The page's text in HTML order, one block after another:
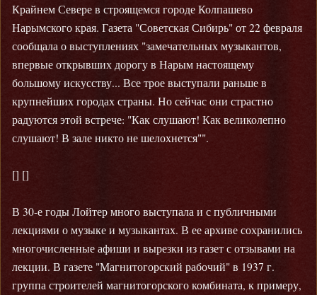
Крайнем Севере в строящемся городе Колпашево
Нарымского края. Газета "Советская Сибирь" от 22 февраля
сообщала о выступлениях "замечательных музыкантов,
впервые открывших дорогу в Нарым настоящему
большому искусству... Все трое выступали раньше в
крупнейших городах страны. Но сейчас они страстно
радуются этой встрече: "Как слушают! Как великолепно
слушают! В зале никто не шелохнется"".
[] []
В 30-е годы Лойтер много выступала и с публичными
лекциями о музыке и музыкантах. В ее архиве сохранились
многочисленные афиши и вырезки из газет с отзывами на
лекции. В газете "Магнитогорский рабочий" в 1937 г.
группа строителей магнитогорского комбината, к примеру,